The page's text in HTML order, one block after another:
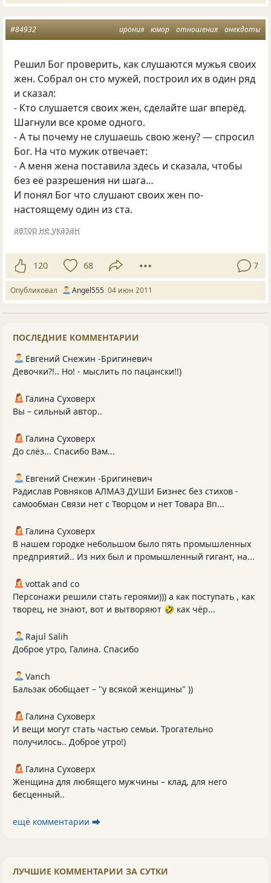
ирония юмор отношения анекдоты
#84932
Решил Бог проверить, как слушаются мужья своих
жен. Собрал он сто мужей, построил их в один ряд
и сказал:
- Кто слушается своих жен, сделайте шаг вперёд.
Шагнули все кроме одного.
- А ты почему не слушаешь свою жену? — спросил
Бог. На что мужик отвечает:
- А меня жена поставила здесь и сказала, чтобы
без её разрешения ни шага…
И понял Бог что слушают своих жен по-
настоящему один из ста.
автор не указан
120 68 7
Опубликовал Аngel555 04 июн 2011
ПОСЛЕДНИЕ КОММЕНТАРИИ
Евгений Снежин -Бригиневич
Девочки?!.. Но! - мыслить по пацански!!)
Галина Суховерх
Вы – сильный автор..
Галина Суховерх
До слёз... Спасибо Вам...
Евгений Снежин -Бригиневич
Радислав Ровняков АЛМАЗ ДУШИ Бизнес без стихов -
самообман Связи нет с Творцом и нет Товара Вп...
Галина Суховерх
В нашем городке небольшом было пять промышленных
предприятий.. Из них был и промышленный гигант, на...
vottak and co
Персонажи решили стать героями))) а как поступать , как
творец, не знают, вот и вытворяют 🤣 как чёр...
Rajul Salih
Доброе утро, Галина. Спасибо
Vanch
Бальзак обобщает – "у всякой женщины" ))
Галина Суховерх
И вещи могут стать частью семьи. Трогательно
получилось.. Доброе утро!)
Галина Суховерх
Женщина для любящего мужчины – клад, для него
бесценный..
ещё комментарии ⮕
ЛУЧШИЕ КОММЕНТАРИИ ЗА СУТКИ